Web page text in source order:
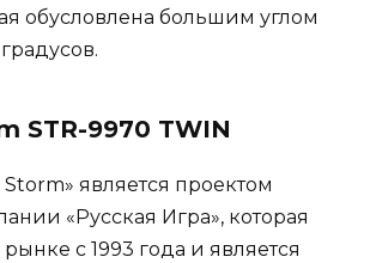
обусловлена большим углом
STR-9970 TWIN
является проектом
«Русская Игра», которая
с 1993 года и является